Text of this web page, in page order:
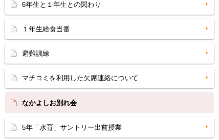
6年生と１年生との関わり
１年生給食当番
避難訓練
マチコミを利用した欠席連絡について
なかよしお別れ会
5年「水育」サントリー出前授業